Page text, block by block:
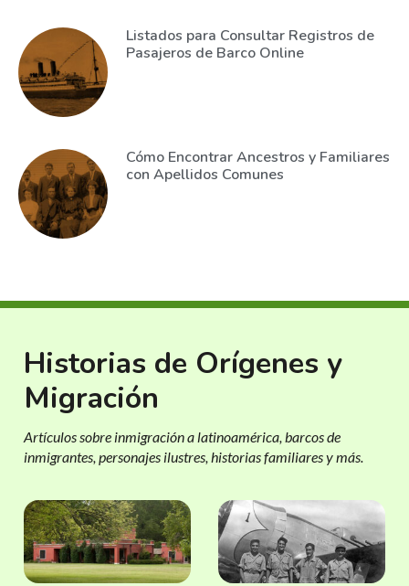
Listados para Consultar Registros de
Pasajeros de Barco Online
Cómo Encontrar Ancestros y Familiares
con Apellidos Comunes
Historias de Orígenes y
Migración
Artículos sobre inmigración a latinoamérica, barcos de
inmigrantes, personajes ilustres, historias familiares y más.